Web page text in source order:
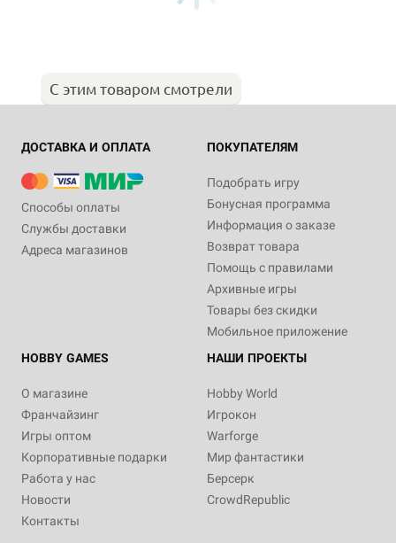
С этим товаром смотрели
ДОСТАВКА И ОПЛАТА
Способы оплаты
Службы доставки
Адреса магазинов
ПОКУПАТЕЛЯМ
Подобрать игру
Бонусная программа
Информация о заказе
Возврат товара
Помощь с правилами
Архивные игры
Товары без скидки
Мобильное приложение
HOBBY GAMES
О магазине
Франчайзинг
Игры оптом
Корпоративные подарки
Работа у нас
Новости
Контакты
НАШИ ПРОЕКТЫ
Hobby World
Игрокон
Warforge
Мир фантастики
Берсерк
CrowdRepublic